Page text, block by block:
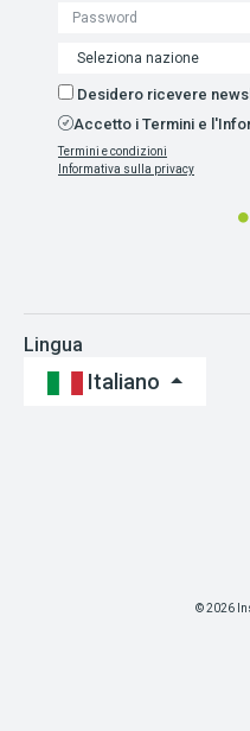
Desidero ricevere
Accetto i Termini e
Termini e condizioni
Informativa sulla privacy
Lingua
Italiano
© 2026